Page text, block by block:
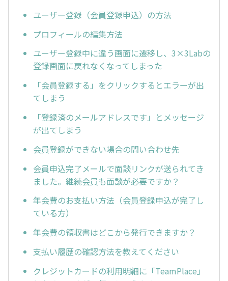
ユーザー登録（会員登録申込）の方法
プロフィールの編集方法
ユーザー登録中に違う画面に遷移し、3×3Labの
登録画面に戻れなくなってしまった
「会員登録する」をクリックするとエラーが出
てしまう
「登録済のメールアドレスです」とメッセージ
が出てしまう
会員登録ができない場合の問い合わせ先
会員申込完了メールで面談リンクが送られてき
ました。継続会員も面談が必要ですか？
年会費のお支払い方法（会員登録申込が完了し
ている方）
年会費の領収書はどこから発行できますか？
支払い履歴の確認方法を教えてください
クレジットカードの利用明細に「TeamPlace」